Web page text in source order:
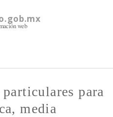
web
particulares para
media